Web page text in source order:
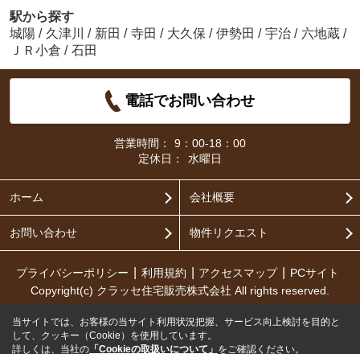
駅から探す
城陽 / 久津川 / 新田 / 寺田 / 大久保 / 伊勢田 / 宇治 / 六地蔵 /
ＪＲ小倉 / 石田
電話でお問い合わせ
営業時間：
9：00-18：00
定休日：
水曜日
ホーム 会社概要
お問い合わせ 物件リクエスト
プライバシーポリシー 利用規約 アクセスマップ
PCサイト
Copyright(c) クラッセ住宅販売株式会社 All rights reserved.
当サイトでは、お客様の当サイト利用状況把握、サービス向上検討を目的と
して、クッキー（Cookie）を使用しています。
詳しくは、当社の 「Cookieの取扱いについて」 をご確認ください。